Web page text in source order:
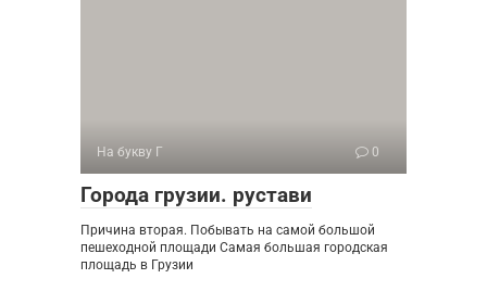
На букву Г 0
Города грузии. рустави
Причина вторая. Побывать на самой большой
пешеходной площади Самая большая городская
площадь в Грузии